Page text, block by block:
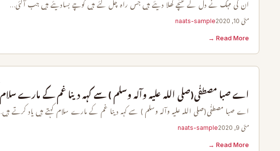
ان کی مہک نے دل کے غنچے کھلا دیئے ہیں جس راہ چل گئے ہیں کوچے بسادیئے ہیں جب آگئی…
مئی 10, 2020 naats-sample
Read More →
اے صبا مصطفٰی(صلی اللہ علیہ وآلہ وسلم ) سے کہہ دینا غم کے مارے سلام
اے صبا مصطفٰی(صلی اللہ علیہ وآلہ وسلم ) سے کہہ دینا غم کے مارے سلام کہتے ہیں یاد کرتے
مئی 9, 2020 naats-sample
Read More →